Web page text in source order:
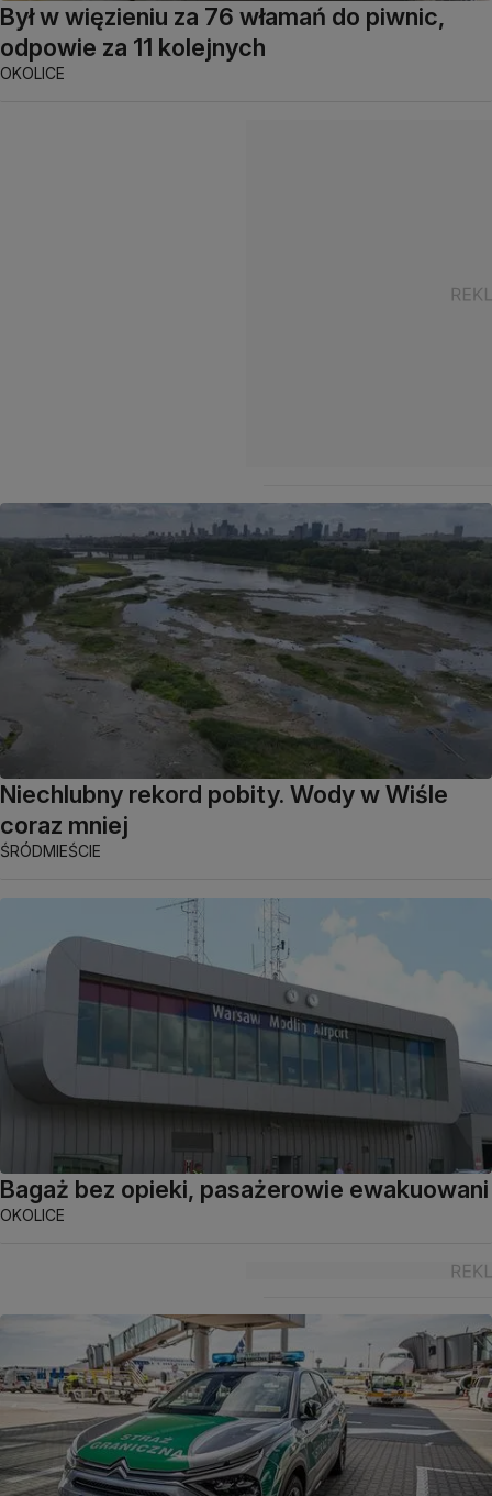
Był w więzieniu za 76 włamań do piwnic,
odpowie za 11 kolejnych
OKOLICE
Niechlubny rekord pobity. Wody w Wiśle
coraz mniej
ŚRÓDMIEŚCIE
Bagaż bez opieki, pasażerowie ewakuowani
OKOLICE